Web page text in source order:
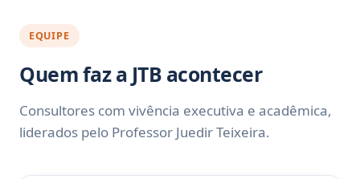
EQUIPE
Quem faz a JTB acontecer
Consultores com vivência executiva e acadêmica,
liderados pelo Professor Juedir Teixeira.